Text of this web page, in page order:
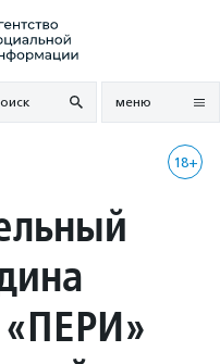
меню
18+